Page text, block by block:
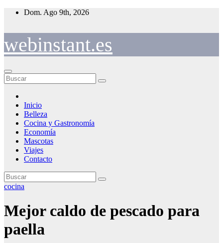
Saltar
Dom. Ago 9th, 2026
webinstant.es
Inicio
Belleza
Cocina y Gastronomía
Economía
Mascotas
Viajes
Contacto
cocina
Mejor caldo de pescado para
paella